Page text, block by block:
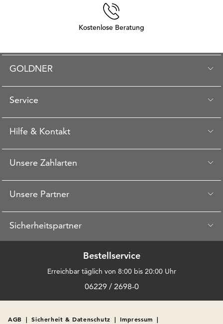
Kostenlose Beratung
GOLDNER
Service
Hilfe & Kontakt
Unsere Zahlarten
Unsere Partner
Sicherheitspartner
Bestellservice
Erreichbar täglich von 8:00 bis 20:00 Uhr
06229 / 2698-0
AGB | Sicherheit & Datenschutz | Impressum |